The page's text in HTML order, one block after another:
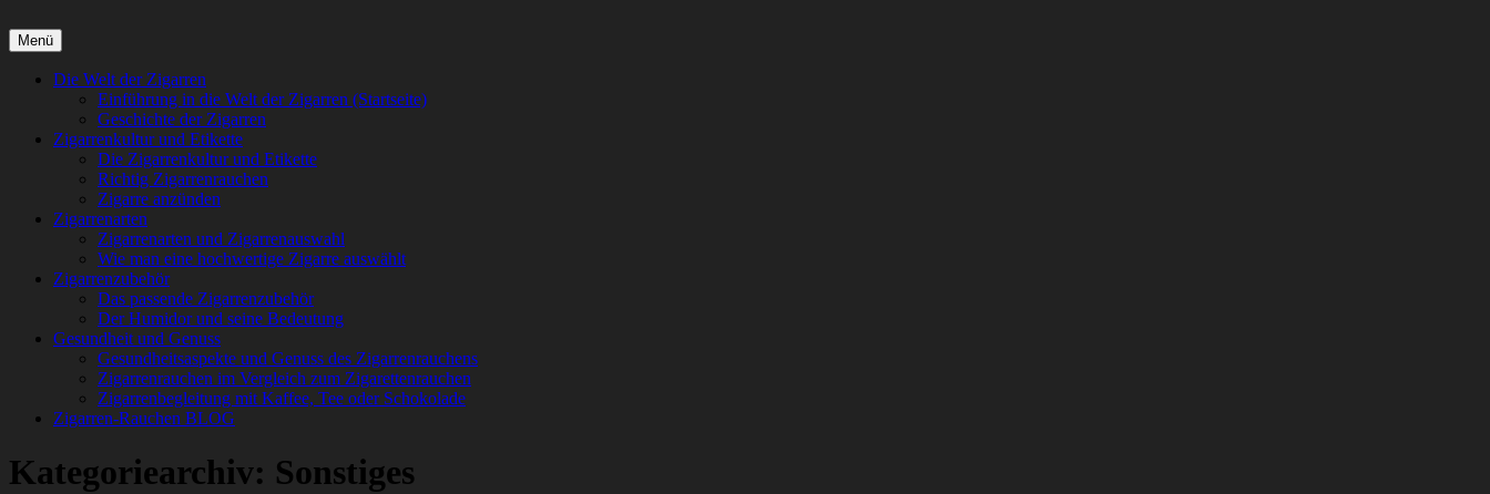
Zigarren-rauchen.com – Die faszinierende Welt der Zigarren
Die Zigarre, ein Kunstwerk aus sorgfältig ausgewählten Tabakblättern, ist mehr als nur Rauch. Mit ihr verbindet sich eine lange Geschichte. Schon vor vielen Jahrhunderten …
Menü
PrimäresDie Welt der Zigarren
Einführung in die Welt der Zigarren (Startseite)
Geschichte der Zigarren
Zigarrenkultur und Etikette
Die Zigarrenkultur und Etikette
Richtig Zigarrenrauchen
Zigarre anzünden
Zigarrenarten
Zigarrenarten und Zigarrenauswahl
Wie man eine hochwertige Zigarre auswählt
Zigarrenzubehör
Das passende Zigarrenzubehör
Der Humidor und seine Bedeutung
Gesundheit und Genuss
Gesundheitsaspekte und Genuss des Zigarrenrauchens
Zigarrenrauchen im Vergleich zum Zigarettenrauchen
Zigarrenbegleitung mit Kaffee, Tee oder Schokolade
Zigarren-Rauchen BLOG
Kategoriearchiv: Sonstiges